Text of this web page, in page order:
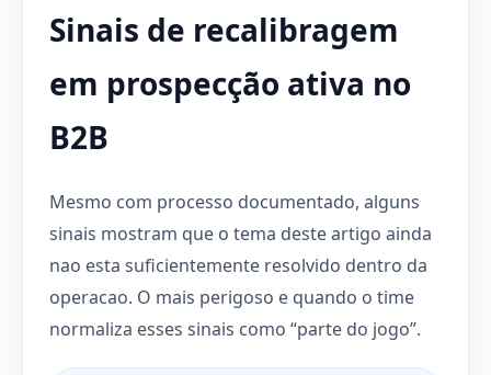
Sinais de recalibragem
em prospecção ativa no
B2B
Mesmo com processo documentado, alguns
sinais mostram que o tema deste artigo ainda
nao esta suficientemente resolvido dentro da
operacao. O mais perigoso e quando o time
normaliza esses sinais como “parte do jogo”.